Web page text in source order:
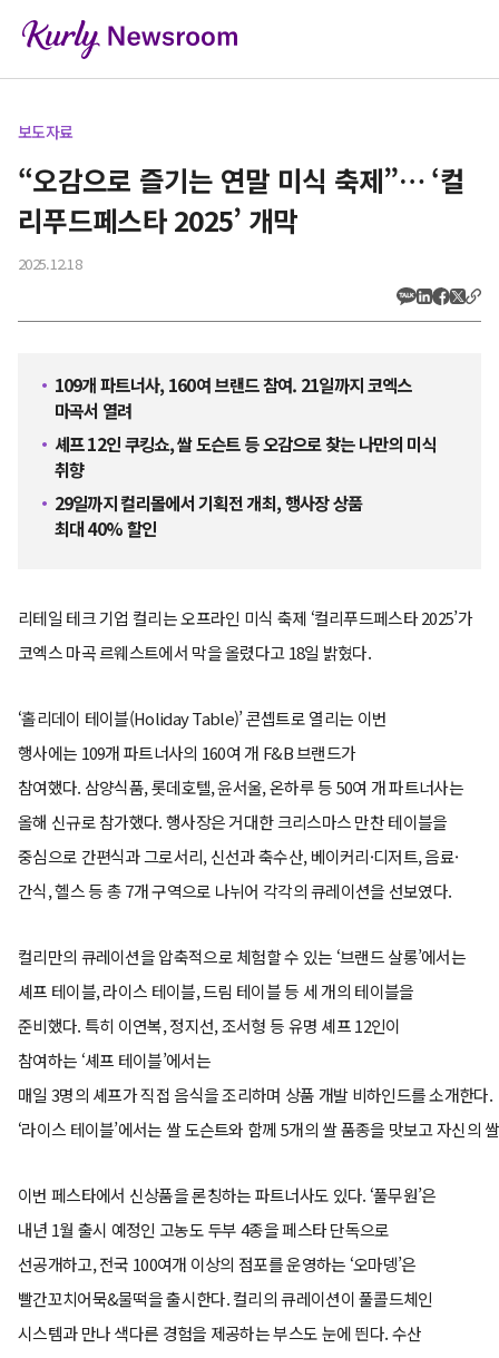
보도자료
“오감으로 즐기는 연말 미식 축제”… ‘컬
리푸드페스타 2025’ 개막
2025.12.18
109개 파트너사, 160여 브랜드 참여. 21일까지 코엑스
마곡서 열려
셰프 12인 쿠킹쇼, 쌀 도슨트 등 오감으로 찾는 나만의 미식
취향
29일까지 컬리몰에서 기획전 개최, 행사장 상품
최대 40% 할인
리테일 테크 기업 컬리는 오프라인 미식 축제 ‘컬리푸드페스타 2025’가
코엑스 마곡 르웨스트에서 막을 올렸다고 18일 밝혔다.
‘홀리데이 테이블(Holiday Table)’ 콘셉트로 열리는 이번
행사에는 109개 파트너사의 160여 개 F&B 브랜드가
참여했다. 삼양식품, 롯데호텔, 윤서울, 온하루 등 50여 개 파트너사는
올해 신규로 참가했다. 행사장은 거대한 크리스마스 만찬 테이블을
중심으로 간편식과 그로서리, 신선과 축수산, 베이커리·디저트, 음료·
간식, 헬스 등 총 7개 구역으로 나뉘어 각각의 큐레이션을 선보였다.
컬리만의 큐레이션을 압축적으로 체험할 수 있는 ‘브랜드 살롱’에서는
셰프 테이블, 라이스 테이블, 드림 테이블 등 세 개의 테이블을
준비했다. 특히 이연복, 정지선, 조서형 등 유명 셰프 12인이
참여하는 ‘셰프 테이블’에서는
매일 3명의 셰프가 직접 음식을 조리하며 상품 개발 비하인드를 소개한다.
‘라이스 테이블’에서는 쌀 도슨트와 함께 5개의 쌀 품종을 맛보고 자신의
이번 페스타에서 신상품을 론칭하는 파트너사도 있다. ‘풀무원’은
내년 1월 출시 예정인 고농도 두부 4종을 페스타 단독으로
선공개하고, 전국 100여개 이상의 점포를 운영하는 ‘오마뎅’은
빨간꼬치어묵&물떡을 출시한다. 컬리의 큐레이션이 풀콜드체인
시스템과 만나 색다른 경험을 제공하는 부스도 눈에 띈다. 수산